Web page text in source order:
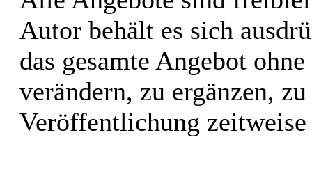
Autor behält es sich
das gesamte Angebot
verändern, zu ergänzen,
Veröffentlichung